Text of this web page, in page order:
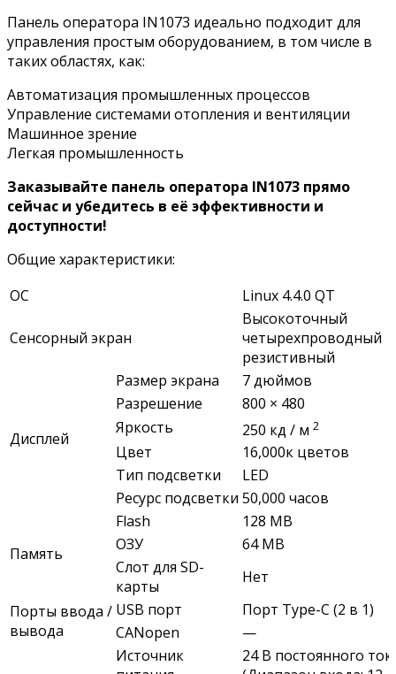
Панель оператора IN1073 идеально подходит для
управления простым оборудованием, в том числе в
таких областях, как:
Автоматизация промышленных процессов
Управление системами отопления и вентиляции
Машинное зрение
Легкая промышленность
Заказывайте панель оператора IN1073 прямо
сейчас и убедитесь в её эффективности и
доступности!
Общие характеристики:
ОС
Linux 4.4.0 QT
Сенсорный экран
Высокоточный
четырехпроводный
резистивный
Дисплей
Размер экрана
7 дюймов
Разрешение
800 × 480
Яркость
250 кд / м 2
Цвет
16,000к цветов
Тип подсветки
LED
Ресурс подсветки 50,000 часов
Память
Flash
128 MB
ОЗУ
64 MB
Слот для SD-
карты
Нет
Порты ввода /
вывода
USB порт
Порт Type-C (2 в 1)
CANopen
—
Источник
24 В постоянного